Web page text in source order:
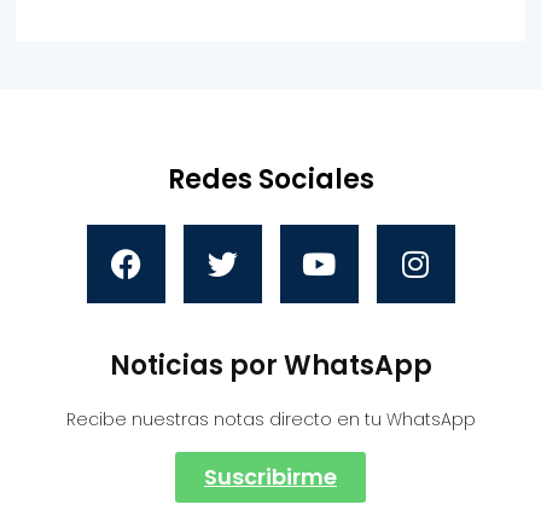
Redes Sociales
Noticias por WhatsApp
Recibe nuestras notas directo en tu WhatsApp
Suscribirme